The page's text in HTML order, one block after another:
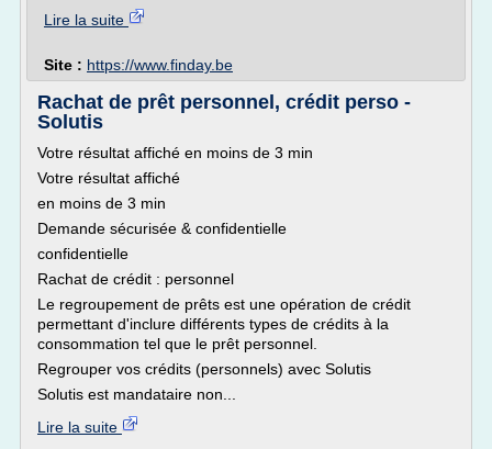
Lire la suite
Site : https://www.finday.be
Rachat de prêt personnel, crédit perso -
Solutis
Votre résultat affiché en moins de 3 min
Votre résultat affiché
en moins de 3 min
Demande sécurisée & confidentielle
confidentielle
Rachat de crédit : personnel
Le regroupement de prêts est une opération de crédit
permettant d'inclure différents types de crédits à la
consommation tel que le prêt personnel.
Regrouper vos crédits (personnels) avec Solutis
Solutis est mandataire non...
Lire la suite